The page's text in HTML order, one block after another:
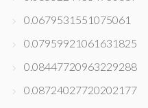
0.0679531551075061
0.07959921061631825
0.08447720963229288
0.08724027720202177